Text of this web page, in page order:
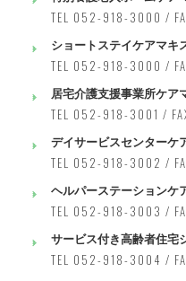
TEL 052-918-3000 /
ショートステイケアマキ
TEL 052-918-3000 /
居宅介護支援事業所ケア
TEL 052-918-3001 /
デイサービスセンターケ
TEL 052-918-3002 /
ヘルパーステーションケ
TEL 052-918-3003 /
サービス付き高齢者住宅
TEL 052-918-3004 /